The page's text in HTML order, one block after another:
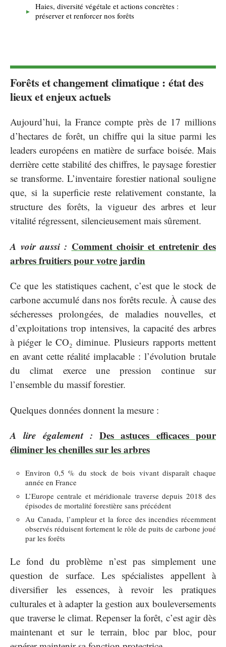
Haies, diversité végétale et actions concrètes :
préserver et renforcer nos forêts
Forêts et changement climatique : état des
lieux et enjeux actuels
Aujourd’hui, la France compte près de 17 millions
d’hectares de forêt, un chiffre qui la situe parmi les
leaders européens en matière de surface boisée. Mais
derrière cette stabilité des chiffres, le paysage forestier
se transforme. L’inventaire forestier national souligne
que, si la superficie reste relativement constante, la
structure des forêts, la vigueur des arbres et leur
vitalité régressent, silencieusement mais sûrement.
A voir aussi : Comment choisir et entretenir des
arbres fruitiers pour votre jardin
Ce que les statistiques cachent, c’est que le stock de
carbone accumulé dans nos forêts recule. À cause des
sécheresses prolongées, de maladies nouvelles, et
d’exploitations trop intensives, la capacité des arbres
à piéger le CO₂ diminue. Plusieurs rapports mettent
en avant cette réalité implacable : l’évolution brutale
du climat exerce une pression continue sur
l’ensemble du massif forestier.
Quelques données donnent la mesure :
A lire également : Des astuces efficaces pour
éliminer les chenilles sur les arbres
Environ 0,5 % du stock de bois vivant disparaît chaque
année en France
L’Europe centrale et méridionale traverse depuis 2018 des
épisodes de mortalité forestière sans précédent
Au Canada, l’ampleur et la force des incendies récemment
observés réduisent fortement le rôle de puits de carbone joué
par les forêts
Le fond du problème n’est pas simplement une
question de surface. Les spécialistes appellent à
diversifier les essences, à revoir les pratiques
culturales et à adapter la gestion aux bouleversements
que traverse le climat. Repenser la forêt, c’est agir dès
maintenant et sur le terrain, bloc par bloc, pour